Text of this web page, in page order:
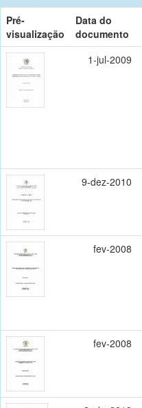
Pré-
visualização
Data do
documento
1-jul-2009
9-dez-2010
fev-2008
fev-2008